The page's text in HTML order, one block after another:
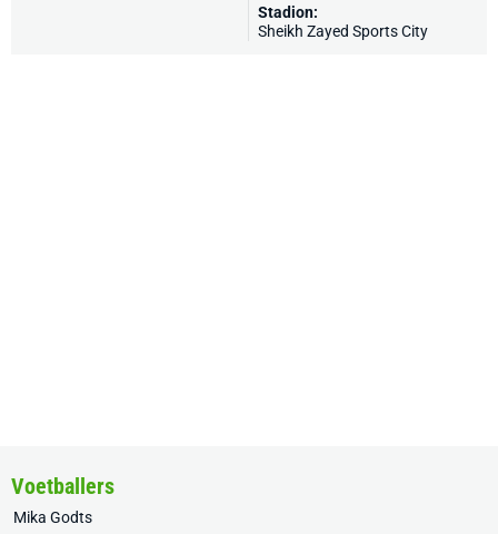
Stadion:
Sheikh Zayed Sports City
Voetballers
Mika Godts